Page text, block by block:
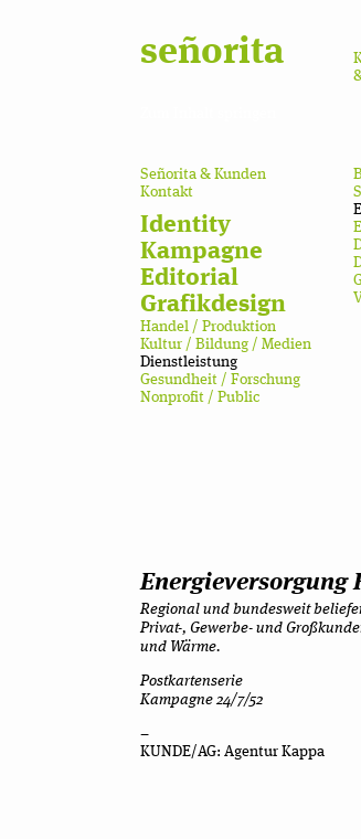
señorita
Señorita & Kunden
Kontakt
Identity
Kampagne
Editorial
Grafikdesign
Handel / Produktion
Kultur / Bildung / Medien
Dienstleistung
Gesundheit / Forschung
Nonprofit / Public
Ener­gie­ver­sor­gung
Regio­nal und bun­des­weit
Privat-, Gewerbe- und
und Wärme.
Post­kar­ten­se­rie
Kam­pa­gne 24/7/52
–
KUNDE/AG: Agen­tur Kappa